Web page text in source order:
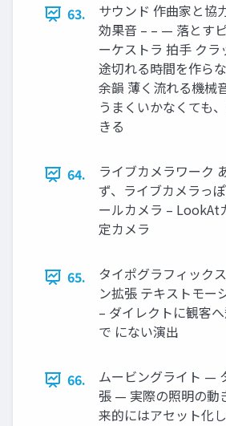
63.
サウンド 作曲家と
効果音 – – — 落とす
ーケストラ 拍手 クラ
途切れる時間を作ら
余韻 薄く流れる機械
うまくいかなくても
きる
64.
ライブカメラワーク
ず、ライブカメラっ
ールカメラ – LookAt
定カメラ
65.
タイポグラフィック
ン拡張 テキストモー
– ダイレクトに観客
で にない演出
66.
ムービングライト —
張 — 実際の照明の動
来的にはアセット化